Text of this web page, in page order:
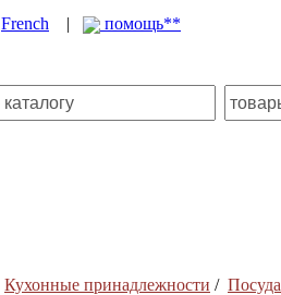
French | помощь**
Кухонные принадлежности /